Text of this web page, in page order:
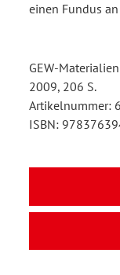
einen Fundus
GEW-
2009, 206 S.
Artikelnummer:
ISBN: